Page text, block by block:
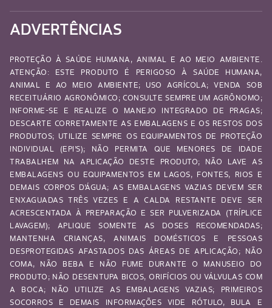
ADVERTÊNCIAS
PROTEÇÃO À SAÚDE HUMANA, ANIMAL E AO MEIO AMBIENTE.
ATENÇÃO: ESTE PRODUTO É PERIGOSO À SAÚDE HUMANA,
ANIMAL E AO MEIO AMBIENTE; USO AGRÍCOLA; VENDA SOB
RECEITUÁRIO AGRONÔMICO; CONSULTE SEMPRE UM AGRÔNOMO;
INFORME-SE E REALIZE O MANEJO INTEGRADO DE PRAGAS;
DESCARTE CORRETAMENTE AS EMBALAGENS E OS RESTOS DOS
PRODUTOS; UTILIZE SEMPRE OS EQUIPAMENTOS DE PROTEÇÃO
INDIVIDUAL (EPI’S); NÃO PERMITA QUE MENORES DE IDADE
TRABALHEM NA APLICAÇÃO DESTE PRODUTO; NÃO LAVE AS
EMBALAGENS OU EQUIPAMENTOS EM LAGOS, FONTES, RIOS E
DEMAIS CORPOS D’ÁGUA; AS EMBALAGENS VAZIAS DEVEM SER
ENXAGUADAS TRÊS VEZES E A CALDA RESTANTE DEVE SER
ACRESCENTADA À PREPARAÇÃO E SER PULVERIZADA (TRÍPLICE
LAVAGEM); APLIQUE SOMENTE AS DOSES RECOMENDADAS;
MANTENHA CRIANÇAS, ANIMAIS DOMÉSTICOS E PESSOAS
DESPROTEGIDAS AFASTADOS DAS ÁREAS DE APLICAÇÃO; NÃO
COMA, NÃO BEBA E NÃO FUME DURANTE O MANUSEIO DO
PRODUTO; NÃO DESENTUPA BICOS, ORIFÍCIOS OU VÁLVULAS COM
A BOCA; NÃO UTILIZE AS EMBALAGENS VAZIAS; PRIMEIROS
SOCORROS E DEMAIS INFORMAÇÕES VIDE RÓTULO, BULA E